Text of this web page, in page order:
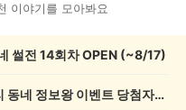
이야기를 모아봐요
썰전 14회차 OPEN (~8/17)
💰[당첨자 발표] 26회차 우리 동네 정보왕 이벤트 당첨자를 발표합니다!